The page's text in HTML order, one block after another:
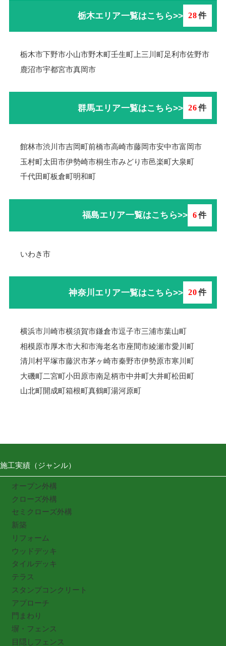
栃木エリア一覧はこちら>> 28件
栃木市下野市小山市野木町壬生町 上三川町足利市佐野市
鹿沼市宇都宮市真岡市
群馬エリア一覧はこちら>> 26件
館林市渋川市吉岡町前橋市高崎市藤岡市安中市富岡市
玉村町太田市伊勢崎市桐生市みどり市邑楽町大泉町
千代田町板倉町明和町
福島エリア一覧はこちら>> 6件
いわき市
神奈川エリア一覧はこちら>> 20件
横浜市川崎市横須賀市鎌倉市逗子市三浦市葉山町
相模原市厚木市大和市海老名市座間市綾瀬市愛川町
清川村平塚市藤沢市茅ヶ崎市秦野市伊勢原市寒川町
大磯町二宮町小田原市南足柄市中井町大井町松田町
山北町開成町箱根町真鶴町湯河原町
施工実績（ジャンル）
オープン外構
クローズ外構
セミクローズ外構
新築
リフォーム
ウッドデッキ
タイルデッキ
テラス
スタンプコンクリート
アプローチ
門まわり
塀・フェンス
目隠しフェンス